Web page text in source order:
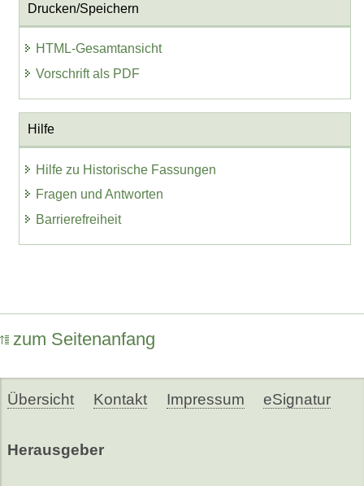
Drucken/Speichern
HTML-Gesamtansicht
Vorschrift als PDF
Hilfe
Hilfe zu Historische Fassungen
Fragen und Antworten
Barrierefreiheit
zum Seitenanfang
Übersicht Kontakt Impressum eSignatur
Herausgeber